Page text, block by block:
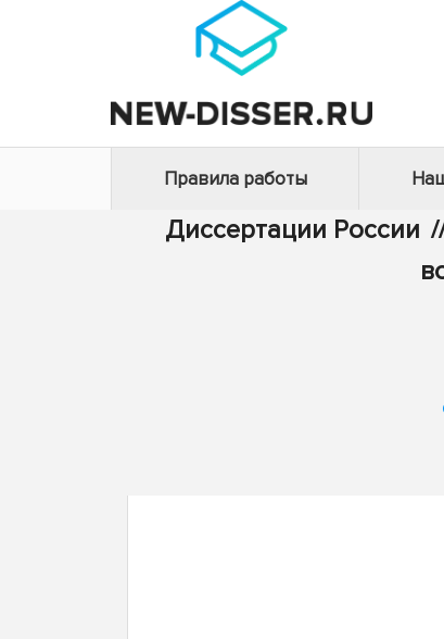
Правила работы
Диссертации России